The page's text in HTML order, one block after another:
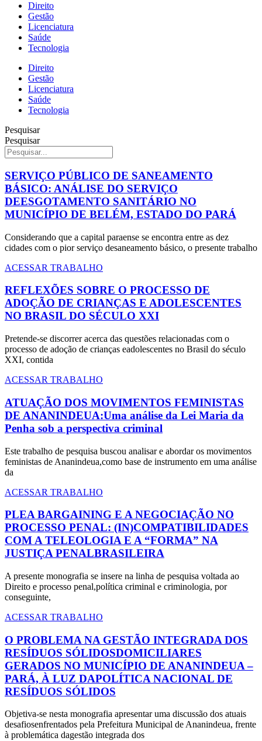
Direito
Gestão
Licenciatura
Saúde
Tecnologia
Direito
Gestão
Licenciatura
Saúde
Tecnologia
Pesquisar
Pesquisar
SERVIÇO PÚBLICO DE SANEAMENTO
BÁSICO: ANÁLISE DO SERVIÇO
DEESGOTAMENTO SANITÁRIO NO
MUNICÍPIO DE BELÉM, ESTADO DO PARÁ
Considerando que a capital paraense se encontra entre as dez
cidades com o pior serviço desaneamento básico, o presente trabalho
ACESSAR TRABALHO
REFLEXÕES SOBRE O PROCESSO DE
ADOÇÃO DE CRIANÇAS E ADOLESCENTES
NO BRASIL DO SÉCULO XXI
Pretende-se discorrer acerca das questões relacionadas com o
processo de adoção de crianças eadolescentes no Brasil do século
XXI, contida
ACESSAR TRABALHO
ATUAÇÃO DOS MOVIMENTOS FEMINISTAS
DE ANANINDEUA:Uma análise da Lei Maria da
Penha sob a perspectiva criminal
Este trabalho de pesquisa buscou analisar e abordar os movimentos
feministas de Ananindeua,como base de instrumento em uma análise
da
ACESSAR TRABALHO
PLEA BARGAINING E A NEGOCIAÇÃO NO
PROCESSO PENAL: (IN)COMPATIBILIDADES
COM A TELEOLOGIA E A “FORMA” NA
JUSTIÇA PENALBRASILEIRA
A presente monografia se insere na linha de pesquisa voltada ao
Direito e processo penal,política criminal e criminologia, por
conseguinte,
ACESSAR TRABALHO
O PROBLEMA NA GESTÃO INTEGRADA DOS
RESÍDUOS SÓLIDOSDOMICILIARES
GERADOS NO MUNICÍPIO DE ANANINDEUA –
PARÁ, À LUZ DAPOLÍTICA NACIONAL DE
RESÍDUOS SÓLIDOS
Objetiva-se nesta monografia apresentar uma discussão dos atuais
desafiosenfrentados pela Prefeitura Municipal de Ananindeua, frente
à problemática dagestão integrada dos